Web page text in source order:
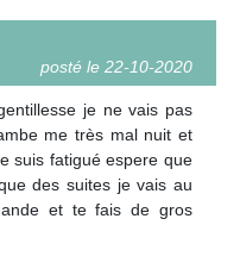
posté le 22-10-2020
je ne vais pas
me très mal nuit et
suis fatigué espere que
des suites je vais au
et te fais de gros